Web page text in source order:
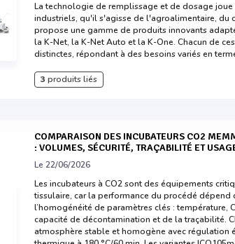
La technologie de remplissage et de dosage
industriels, qu'il s'agisse de l'agroalimentaire, du
propose une gamme de produits innovants
la K-Net, la K-Net Auto et la K-One. Chacun de
distinctes, répondant à des besoins variés en
3 produits liés
COMPARAISON DES INCUBATEURS CO2 MEMMERT ICO VS ICO105MED VS ICO150MED
: VOLUMES, SÉCURITÉ, TRAÇABILITÉ ET
Le 22/06/2026
Les incubateurs à CO2 sont des équipements
tissulaire, car la performance du procédé
l’homogénéité de paramètres clés : température,
capacité de décontamination et de la traçabilité.
atmosphère stable et homogène avec régulation